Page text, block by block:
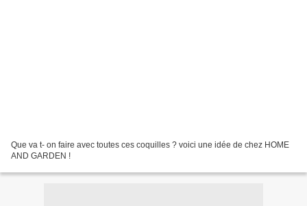
Que va t- on faire avec toutes ces coquilles ? voici une idée de chez HOME
AND GARDEN !